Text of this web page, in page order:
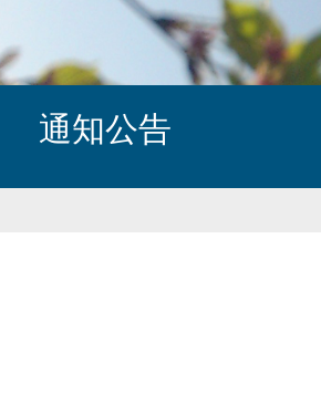
通知公告